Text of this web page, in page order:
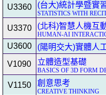
U3360 (台大)統計學暨實
STATISTICS WITH
U3370 (北科)智慧人機互
HUMAN-AI
U3600 (陽明交大)實體人
V1090 立體造型基礎
BASICS OF 3D FORM
V1150 創意思考
CREATIVE THINKING